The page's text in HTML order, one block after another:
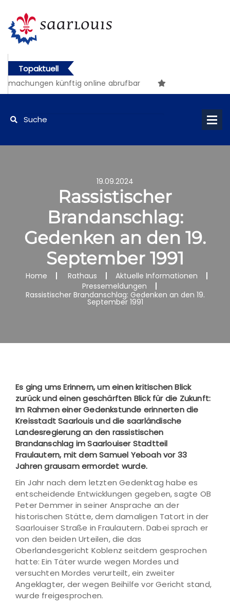
Topaktuell
künftig online abrufbar
19.09.2024
Rassistischer
Brandanschlag:
Gedenken an den 19.
September 1991
Home Rathaus
Aktuelle Informationen
Pressemeldungen
Rassistischer Brandanschlag: Gedenken an den 19.
September 1991
Es ging ums Erinnern, um einen kritischen Blick
zurück und einen geschärften Blick für die Zukunft:
Im Rahmen einer Gedenkstunde erinnerten die
Kreisstadt Saarlouis und die saarländische
Landesregierung an den rassistischen
Brandanschlag im Saarlouiser Stadtteil
Fraulautern, mit dem Samuel Yeboah vor 33
Jahren grausam ermordet wurde.
Ein Jahr nach dem letzten Gedenktag habe es
entscheidende Entwicklungen gegeben, sagte OB
Peter Demmer in seiner Ansprache an der
historischen Stätte, dem damaligen Tatort in der
Saarlouiser Straße in Fraulautern. Dabei sprach er
von den beiden Urteilen, die das
Oberlandesgericht Koblenz seitdem gesprochen
hatte: Ein Täter wurde wegen Mordes und
versuchten Mordes verurteilt, ein zweiter
Angeklagter, der wegen Beihilfe vor Gericht stand,
wurde freigesprochen.